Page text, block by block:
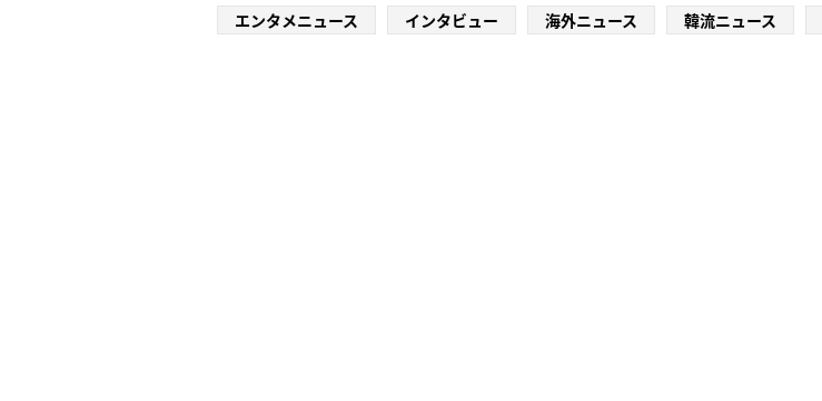
エンタメニュース
インタビュー 海外ニュース 韓流ニュース